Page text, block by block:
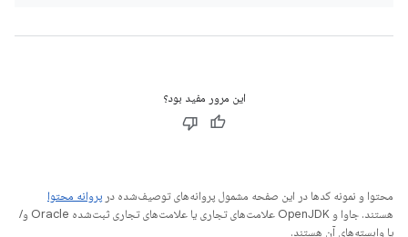
این مرور مفید بود؟
محتوا و نمونه کدها در این صفحه مشمول پروانه‌های توصیف‌شده در پروانه محتوا
هستند. جاوا و OpenJDK علامت‌های تجاری یا علامت‌های تجاری ثبت‌شده Oracle و/
یا وابسته‌های آن هستند.